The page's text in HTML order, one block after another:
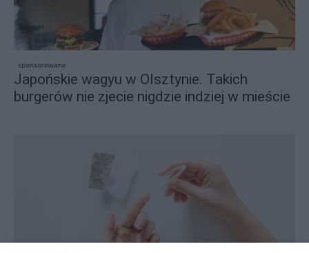
sponsorowane
Japońskie wagyu w Olsztynie. Takich
burgerów nie zjecie nigdzie indziej w mieście